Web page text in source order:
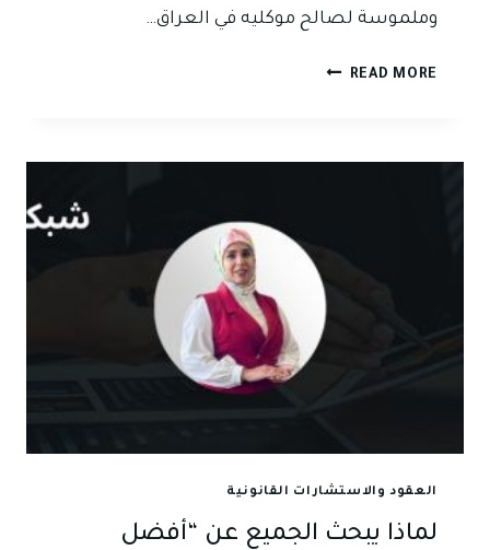
وملموسة لصالح موكليه في العراق…
READ MORE ايوب
الضريبية
والضمان
الاجتماعي
وتأسيس
الشركات
العقود والاستشارات القانونية
لماذا يبحث الجميع عن “أفضل